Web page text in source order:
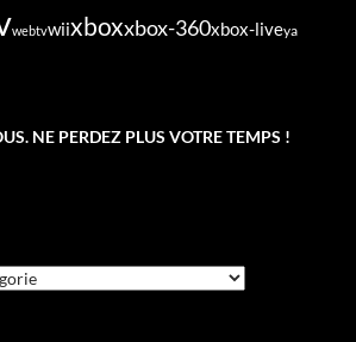
webtvwiixboxxbox-360xbox-liveya
NE PERDEZ PLUS VOTRE TEMPS !